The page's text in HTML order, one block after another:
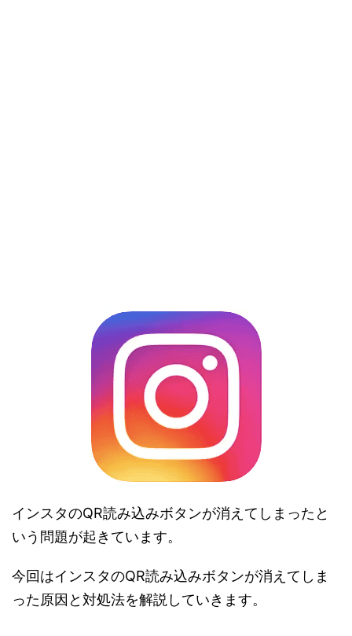
インスタのQR読み込みボタンが消えてしまったと
いう問題が起きています。
今回はインスタのQR読み込みボタンが消えてしま
った原因と対処法を解説していきます。